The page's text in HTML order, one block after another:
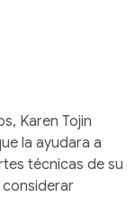
Karen Tojin
la ayudara a
técnicas de su